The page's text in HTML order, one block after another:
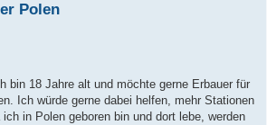
Polen
bin 18 Jahre alt und möchte gerne Erbauer für
Ich würde gerne dabei helfen, mehr Stationen
in Polen geboren bin und dort lebe, werden